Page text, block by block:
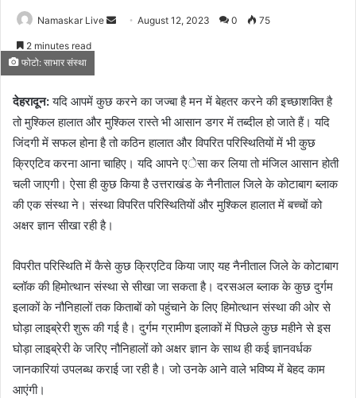
Namaskar Live
a
n
l
August 12, 2023 0 75
2 minutes read
फोटो: साभार संस्था
देहरादून:यदि आपमें कुछ करने का जज्बा है मन में बेहतर करने की इच्छाशक्ति है
तो मुश्किल हालात और मुश्किल रास्ते भी आसान डगर में तब्दील हो जाते हैं। यदि
जिंदगी में सफल होना है तो कठिन हालात और विपरित परिस्थितियों में भी कुछ
क्रिएटिव करना आना चाहिए। यदि आपने एेसा कर लिया तो मंजिल आसान होती
चली जाएगी। ऐसा ही कुछ किया है उत्तराखंड के नैनीताल जिले के कोटाबाग ब्लाक
की एक संस्था ने। संस्था विपरित परिस्थितियों और मुश्किल हालात में बच्चों को
अक्षर ज्ञान सीखा रही है।
विपरीत परिस्थिति में कैसे कुछ क्रिएटिव किया जाए यह नैनीताल जिले के कोटाबाग
ब्लॉक की हिमोत्थान संस्था से सीखा जा सकता है। दरसअल ब्लाक के कुछ दुर्गम
इलाकों के नौनिहालों तक किताबों को पहुंचाने के लिए हिमोत्थान संस्था की ओर से
घोड़ा लाइब्रेरी शुरू की गई है। दुर्गम ग्रामीण इलाकों में पिछले कुछ महीने से इस
घोड़ा लाइब्रेरी के जरिए नौनिहालों को अक्षर ज्ञान के साथ ही कई ज्ञानवर्धक
जानकारियां उपलब्ध कराई जा रही है। जो उनके आने वाले भविष्य में बेहद काम
आएंगी।